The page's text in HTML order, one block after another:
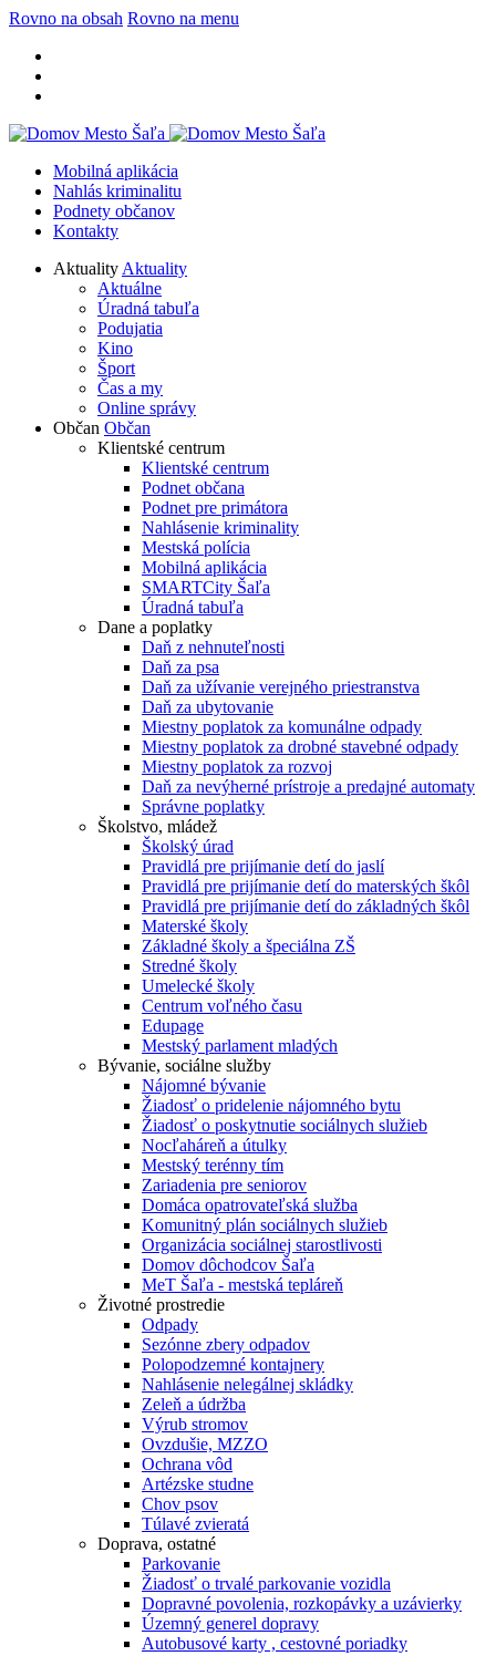
Rovno na obsah Rovno na menu
Mobilná aplikácia
Nahlás kriminalitu
Podnety občanov
Kontakty
Aktuality Aktuality
Aktuálne
Úradná tabuľa
Podujatia
Kino
Šport
Čas a my
Online správy
Občan Občan
Klientské centrum
Klientské centrum
Podnet občana
Podnet pre primátora
Nahlásenie kriminality
Mestská polícia
Mobilná aplikácia
SMARTCity Šaľa
Úradná tabuľa
Dane a poplatky
Daň z nehnuteľnosti
Daň za psa
Daň za užívanie verejného priestranstva
Daň za ubytovanie
Miestny poplatok za komunálne odpady
Miestny poplatok za drobné stavebné odpady
Miestny poplatok za rozvoj
Daň za nevýherné prístroje a predajné automaty
Správne poplatky
Školstvo, mládež
Školský úrad
Pravidlá pre prijímanie detí do jaslí
Pravidlá pre prijímanie detí do materských škôl
Pravidlá pre prijímanie detí do základných škôl
Materské školy
Základné školy a špeciálna ZŠ
Stredné školy
Umelecké školy
Centrum voľného času
Edupage
Mestský parlament mladých
Bývanie, sociálne služby
Nájomné bývanie
Žiadosť o pridelenie nájomného bytu
Žiadosť o poskytnutie sociálnych služieb
Nocľaháreň a útulky
Mestský terénny tím
Zariadenia pre seniorov
Domáca opatrovateľská služba
Komunitný plán sociálnych služieb
Organizácia sociálnej starostlivosti
Domov dôchodcov Šaľa
MeT Šaľa - mestská tepláreň
Životné prostredie
Odpady
Sezónne zbery odpadov
Polopodzemné kontajnery
Nahlásenie nelegálnej skládky
Zeleň a údržba
Výrub stromov
Ovzdušie, MZZO
Ochrana vôd
Artézske studne
Chov psov
Túlavé zvieratá
Doprava, ostatné
Parkovanie
Žiadosť o trvalé parkovanie vozidla
Dopravné povolenia, rozkopávky a uzávierky
Územný generel dopravy
Autobusové karty , cestovné poriadky